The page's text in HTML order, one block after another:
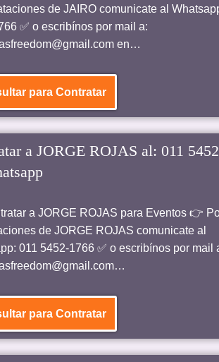
de JAIRO comunicate al
✅ o escribínos por mail a:
en…
para Contratar
a JORGE ROJAS al: 011
a JORGE ROJAS para Eventos 👉
de JORGE ROJAS comunicate al
011 5452-1766 ✅ o escribínos por mail
para Contratar